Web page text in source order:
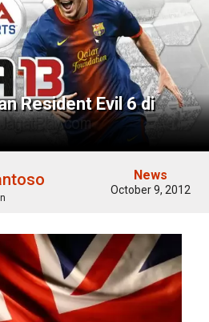
Resident Evil 6 di
News
October 9, 2012